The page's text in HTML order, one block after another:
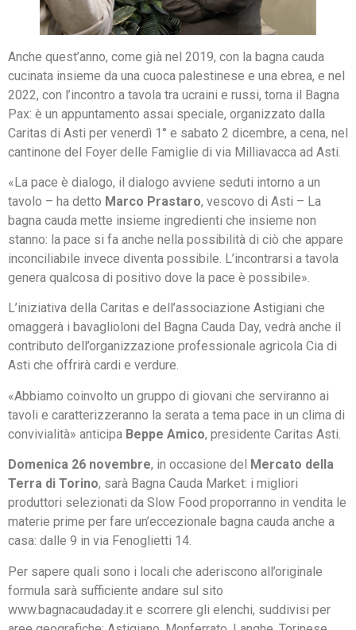
Anche quest’anno, come già nel 2019, con la bagna cauda
cucinata insieme da una cuoca palestinese e una ebrea, e nel
2022, con l’incontro a tavola tra ucraini e russi, torna il Bagna
Pax: è un appuntamento assai speciale, organizzato dalla
Caritas di Asti per venerdì 1° e sabato 2 dicembre, a cena, nel
cantinone del Foyer delle Famiglie di via Milliavacca ad Asti.
«La pace è dialogo, il dialogo avviene seduti intorno a un
tavolo – ha detto Marco Prastaro, vescovo di Asti – La
bagna cauda mette insieme ingredienti che insieme non
stanno: la pace si fa anche nella possibilità di ciò che appare
inconciliabile invece diventa possibile. L’incontrarsi a tavola
genera qualcosa di positivo dove la pace è possibile».
L’iniziativa della Caritas e dell’associazione Astigiani che
omaggerà i bavaglioloni del Bagna Cauda Day, vedrà anche il
contributo dell’organizzazione professionale agricola Cia di
Asti che offrirà cardi e verdure.
«Abbiamo coinvolto un gruppo di giovani che serviranno ai
tavoli e caratterizzeranno la serata a tema pace in un clima di
convivialità» anticipa Beppe Amico, presidente Caritas Asti.
Domenica 26 novembre, in occasione del
Mercato della
Terra di Torino, sarà Bagna Cauda Market: i migliori
produttori selezionati da Slow Food proporranno in vendita le
materie prime per fare un’eccezionale bagna cauda anche a
casa: dalle 9 in via Fenoglietti 14.
Per sapere quali sono i locali che aderiscono all’originale
formula sarà sufficiente andare sul sito
www.bagnacaudaday.it e scorrere gli elenchi, suddivisi per